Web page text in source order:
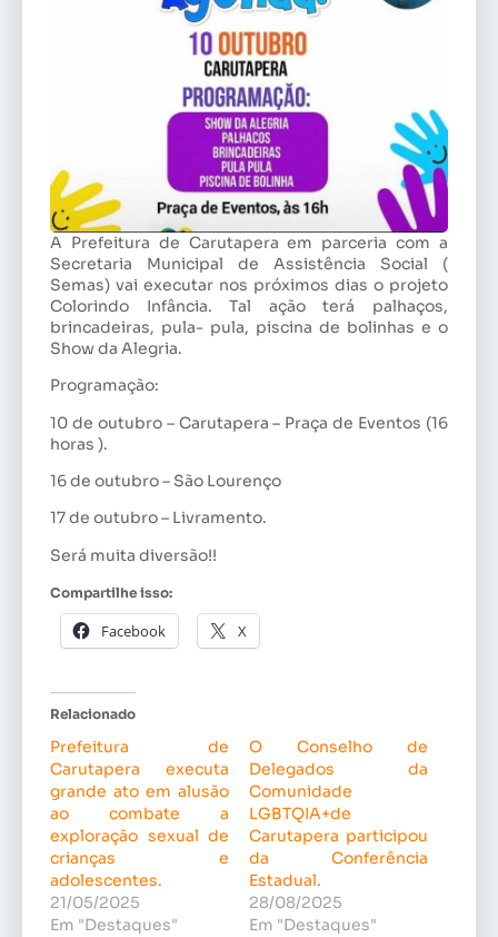
A Prefeitura de Carutapera em parceria com a
Secretaria Municipal de Assistência Social (
Semas) vai executar nos próximos dias o projeto
Colorindo Infância. Tal ação terá palhaços,
brincadeiras, pula- pula, piscina de bolinhas e o
Show da Alegria.
Programação:
10 de outubro – Carutapera – Praça de Eventos (16
horas ).
16 de outubro – São Lourenço
17 de outubro – Livramento.
Será muita diversão!!
Compartilhe isso:
Facebook X
Relacionado
Prefeitura de
Carutapera executa
grande ato em alusão
ao combate a
exploração sexual de
crianças e
adolescentes.
21/05/2025
Em "Destaques"
O Conselho de
Delegados da
Comunidade
LGBTQIA+de
Carutapera participou
da Conferência
Estadual.
28/08/2025
Em "Destaques"